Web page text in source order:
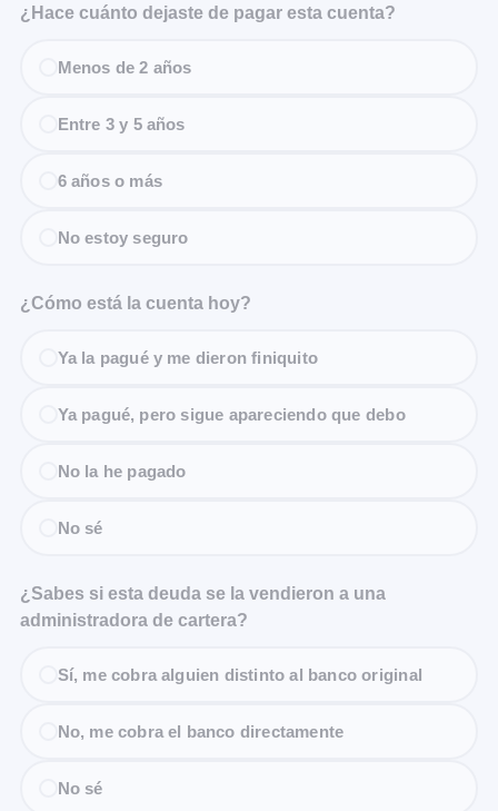
¿Hace cuánto dejaste de pagar esta cuenta?
Menos de 2 años
Entre 3 y 5 años
6 años o más
No estoy seguro
¿Cómo está la cuenta hoy?
Ya la pagué y me dieron finiquito
Ya pagué, pero sigue apareciendo que debo
No la he pagado
No sé
¿Sabes si esta deuda se la vendieron a una
administradora de cartera?
Sí, me cobra alguien distinto al banco original
No, me cobra el banco directamente
No sé